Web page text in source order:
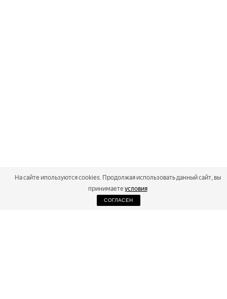
На сайте ипользуются cookies. Продолжая использовать данный сайт, вы
принимаете условия
СОГЛАСЕН